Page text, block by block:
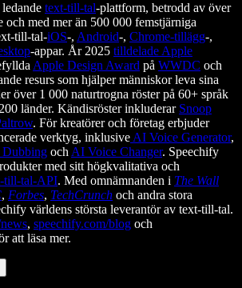
text-till-tal-plattform, betrodd av över
och med mer än 500 000 femstjärniga
till-tal-iOS-, Android-, Chrome-tillägg-,
-appar. År 2025 tilldelade Apple
Apple Design Award på WWDC och
resurs som hjälper människor leva sina
över 1 000 naturtrogna röster på 60+ språk
länder. Kändisröster inkluderar Snoop
. För kreatörer och företag erbjuder
verktyg, inklusive AI Voice Generator,
och AI Voice Changer. Speechify
med sitt högkvalitativa och
till-tal-API. Med omnämnanden i The Wall
, Forbes, TechCrunch och andra stora
världens största leverantör av text-till-tal.
, speechify.com/blog och
att läsa mer.